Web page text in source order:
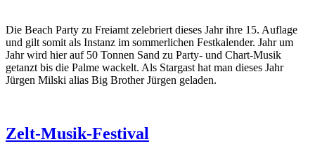
Die Beach Party zu Freiamt zelebriert dieses Jahr ihre 15. Auflage
und gilt somit als Instanz im sommerlichen Festkalender. Jahr um
Jahr wird hier auf 50 Tonnen Sand zu Party- und Chart-Musik
getanzt bis die Palme wackelt. Als Stargast hat man dieses Jahr
Jürgen Milski alias Big Brother Jürgen geladen.
Zelt-Musik-Festival